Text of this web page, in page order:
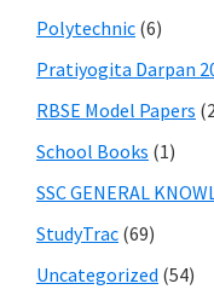
Polytechnic (6)
Pratiyogita Darpan
RBSE Model Papers
School Books (1)
SSC GENERAL
StudyTrac (69)
Uncategorized (54)